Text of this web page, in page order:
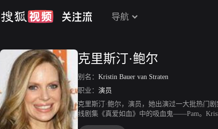
导航
克里斯汀·鲍尔
别名： Kristin Bauer van Straten
职业： 演员
克里斯汀·鲍尔，演员，她出演过一大批热门
线剧集《真爱如血》中的吸血鬼——Pam。
《识骨寻踪》、《绝望主妇》等。